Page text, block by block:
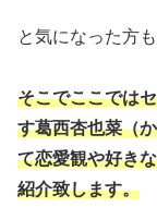
と気になった方
そこでここでは
す葛西杏也菜（
て恋愛観や好き
紹介致します。